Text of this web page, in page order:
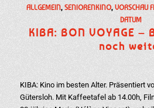
ALLGEMEIN, SENIORENKINO, VORSCHAU
DATUM
KIBA: BON VOYAGE
noch
KIBA: Kino im besten Alter. Präsentiert
Gütersloh. Mit Kaffeetafel ab 14.00h,